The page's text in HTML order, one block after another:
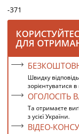
-371
ДЛЯ
Швидку
зорієнтуватися
ОГОЛОСІТЬ
Та отримаєте
з усієї України.
ВІДЕО-